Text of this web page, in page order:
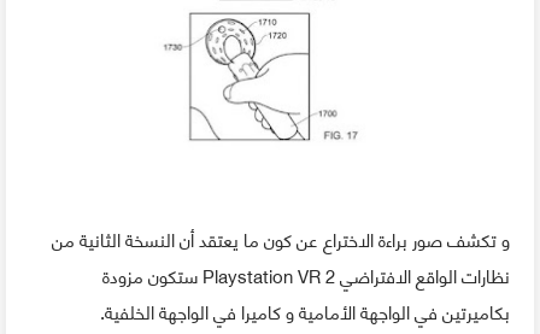
و تكشف صور براءة الاختراع عن كون ما يعتقد أن النسخة الثانية من
نظارات الواقع الافتراضي Playstation VR 2 ستكون مزودة
بكاميرتين في الواجهة الأمامية و كاميرا في الواجهة الخلفية.